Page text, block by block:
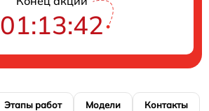
01:13:41
Этапы работ Модели Контакты